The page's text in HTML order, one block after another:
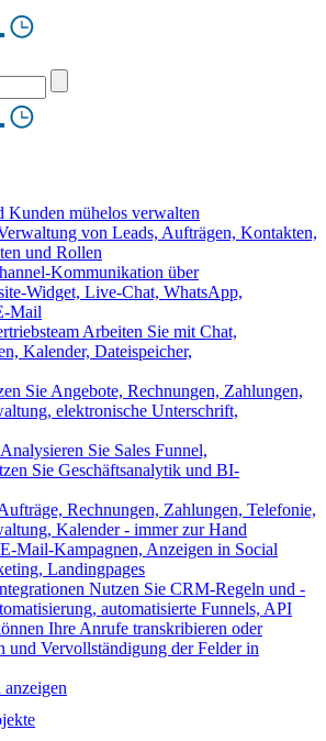
Kunden mühelos verwalten
von Leads, Aufträgen, Kontakten,
und Rollen
Kommunikation über
Widget, Live-Chat, WhatsApp,
Mail
Arbeiten Sie mit Chat,
Kalender, Dateispeicher,
Sie Angebote, Rechnungen, Zahlungen,
elektronische Unterschrift,
Analysieren Sie Sales Funnel,
Sie Geschäftsanalytik und BI-
Rechnungen, Zahlungen, Telefonie,
Kalender - immer zur Hand
Mail-Kampagnen, Anzeigen in Social
Landingpages
Nutzen Sie CRM-Regeln und -
automatisierte Funnels, API
Ihre Anrufe transkribieren oder
und Vervollständigung der Felder in